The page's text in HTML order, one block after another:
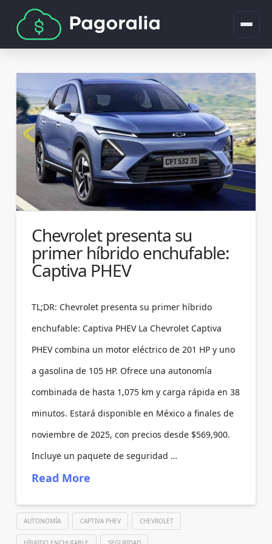
Chevrolet presenta su
primer híbrido enchufable:
Captiva PHEV
TL;DR: Chevrolet presenta su primer híbrido
enchufable: Captiva PHEV La Chevrolet Captiva
PHEV combina un motor eléctrico de 201 HP y uno
a gasolina de 105 HP. Ofrece una autonomía
combinada de hasta 1,075 km y carga rápida en 38
minutos. Estará disponible en México a finales de
noviembre de 2025, con precios desde $569,900.
Incluye un paquete de seguridad …
Read More
AUTONOMÍA CAPTIVA PHEV CHEVROLET